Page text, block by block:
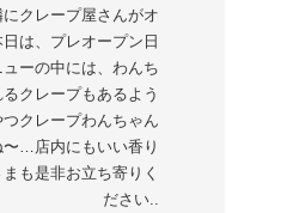
クレープ屋さんがオ
は、プレオープン日
ーの中には、わんち
クレープもあるよう
クレープ️わんちゃん
〜…店内にもいい香り
も是非お立ち寄りく
ださい..